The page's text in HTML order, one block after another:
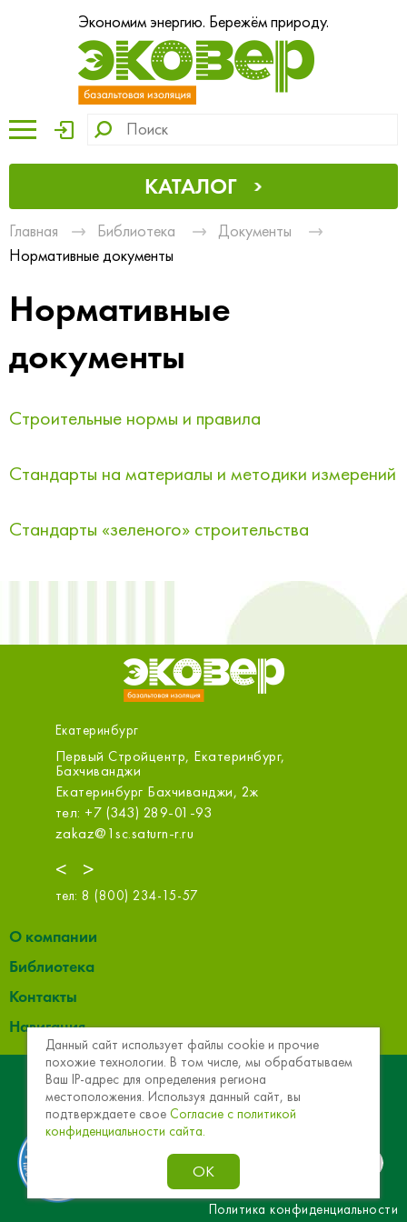
Экономим энергию. Бережём природу.
КАТАЛОГ
Главная Библиотека
Документы
Нормативные документы
Нормативные
документы
Строительные нормы и правила
Стандарты на материалы и методики измерений
Стандарты «зеленого» строительства
Екатеринбург
<
Первый Стройцентр, Екатеринбург,
Бахчиванджи
Екатеринбург Бахчиванджи, 2ж
тел: +7 (343) 289-01-93
zakaz@1sc.saturn-r.ru
>
тел: 8 (800) 234-15-57
О компании
Библиотека
Контакты
Навигация
© 2013 - 2026 Эковер. Базальтовая теплоизоляция и
звукоизоляция
Политика конфиденциальности
Данный сайт использует файлы cookie и прочие
похожие технологии. В том числе, мы обрабатываем
Ваш IP-адрес для определения региона
местоположения. Используя данный сайт, вы
подтверждаете свое Согласие с политикой
конфиденциальности сайта.
ОК